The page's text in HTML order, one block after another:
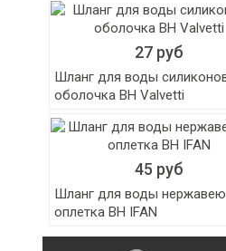
27 руб
Шланг для воды
оболочка ВН Valvetti
45 руб
Шланг для воды
оплетка ВН IFAN